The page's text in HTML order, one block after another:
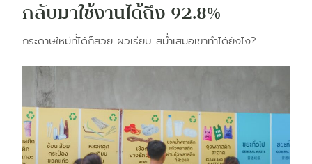
กลับมาใช้งานได้ถึง 92.8%
กระดาษใหม่ที่ได้ก็สวย ผิวเรียบ สม่ำเสมอเขาทำได้ยังไง?